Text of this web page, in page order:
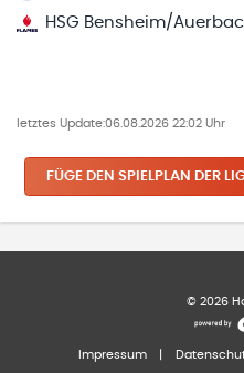
HSG Bensheim/
letztes Update:06.08.2026 22:02 Uhr
FÜGE DEN SPIELPLAN DER
© 2026
Impressum